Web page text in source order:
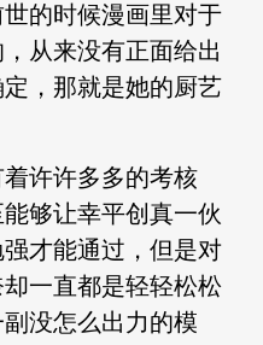
的时候漫画里对于
从来没有正面给出
，那就是她的厨艺
许许多多的考核
够让幸平创真一伙
才能通过，但是对
一直都是轻轻松松
没怎么出力的模